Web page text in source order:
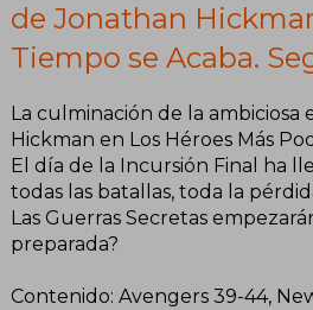
de Jonathan
Tiempo se Acaba.
La culminación de la ambiciosa
Hickman en Los Héroes Más
El día de la Incursión Final ha
todas las batallas, toda la
Las Guerras Secretas
preparada?
Contenido: Avengers 39-44,